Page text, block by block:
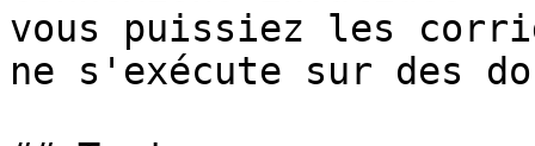
vous puissiez les
ne s'exécute sur des